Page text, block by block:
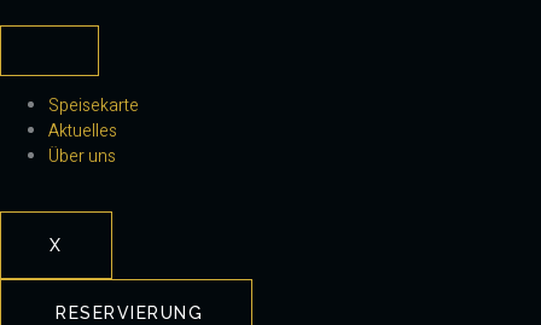
Speisekarte
Aktuelles
Über uns
X
RESERVIERUNG